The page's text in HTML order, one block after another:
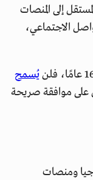
إلى المنصات
الاجتماعي،
يُسمح
على موافقة صريحة
ومنصات